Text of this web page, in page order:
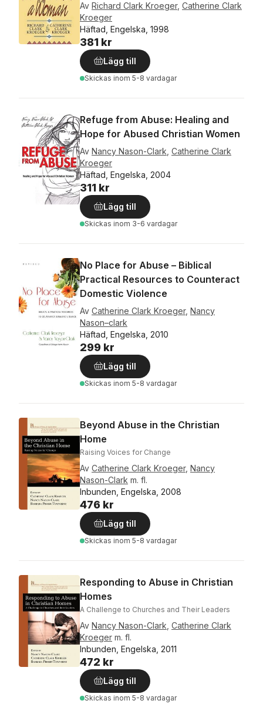
Av Richard Clark Kroeger, Catherine Clark
Kroeger
Häftad, Engelska, 1998
381 kr
Lägg till
Skickas inom 5-8 vardagar
Refuge from Abuse: Healing and
Hope for Abused Christian Women
Av Nancy Nason-Clark Catherine Clark
Kroeger
Häftad, Engelska, 2004
311 kr
Lägg till
Skickas inom 3-6 vardagar
No Place for Abuse – Biblical
Practical Resources to Counteract
Domestic Violence
Av Catherine Clark Kroeger, Nancy
Nason–clark
Häftad, Engelska, 2010
299 kr
Lägg till
Skickas inom 5-8 vardagar
Beyond Abuse in the Christian
Home
Raising Voices for Change
Av Catherine Clark Kroeger, Nancy
Nason-Clark m. fl.
Inbunden, Engelska, 2008
476 kr
Lägg till
Skickas inom 5-8 vardagar
Responding to Abuse in Christian
Homes
A Challenge to Churches and Their Leaders
Av Nancy Nason-Clark Catherine Clark
Kroeger m. fl.
Inbunden, Engelska, 2011
472 kr
Lägg till
Skickas inom 5-8 vardagar